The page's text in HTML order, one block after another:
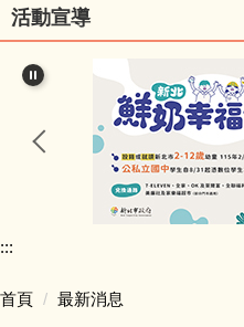
資訊分類清單
同榮國小首頁
小一新生專區
行政團隊介紹
活動宣導
:::
首頁 最新消息